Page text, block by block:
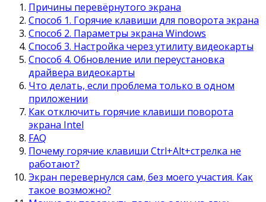
Причины перевёрнутого экрана
Способ 1. Горячие клавиши для поворота экрана
Способ 2. Параметры экрана Windows
Способ 3. Настройка через утилиту видеокарты
Способ 4. Обновление или переустановка
драйвера видеокарты
Что делать, если проблема только в одном
приложении
Как отключить горячие клавиши поворота
экрана Intel
FAQ
Почему горячие клавиши Ctrl+Alt+стрелка не
работают?
Экран перевернулся сам, без моего участия. Как
такое возможно?